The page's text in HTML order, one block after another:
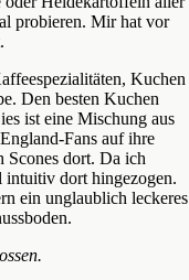
probieren. Mir hat vor
Kuchen
Den besten Kuchen
ist eine Mischung aus
Fans auf ihre
Scones dort. Da ich
intuitiv dort hingezogen.
ein unglaublich leckeres